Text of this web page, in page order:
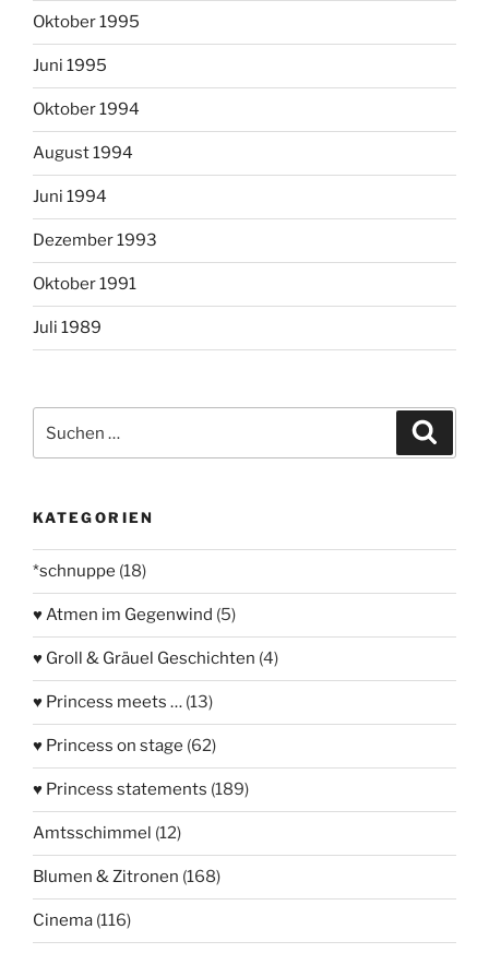
Oktober 1995
Juni 1995
Oktober 1994
August 1994
Juni 1994
Dezember 1993
Oktober 1991
Juli 1989
nach:
KATEGORIEN
*schnuppe (18)
♥ Atmen im Gegenwind (5)
♥ Groll & Gräuel Geschichten (4)
♥ Princess meets … (13)
♥ Princess on stage (62)
♥ Princess statements (189)
Amtsschimmel (12)
Blumen & Zitronen (168)
Cinema (116)